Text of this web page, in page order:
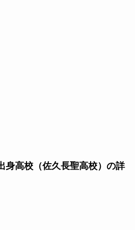
身高校（佐久長聖高校）の詳